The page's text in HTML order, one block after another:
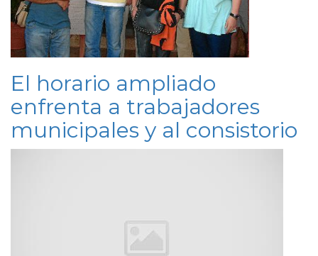
El horario ampliado
enfrenta a trabajadores
municipales y al consistorio